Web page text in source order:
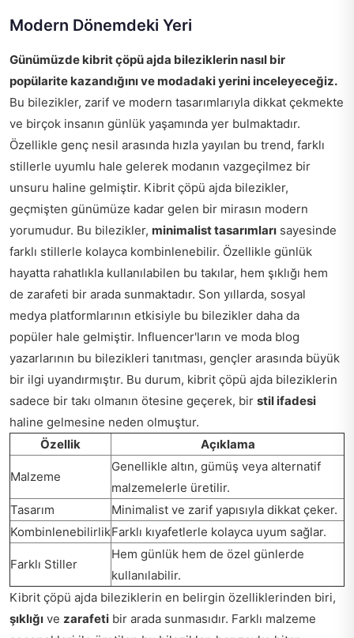
Modern Dönemdeki Yeri
Günümüzde kibrit çöpü ajda bileziklerin nasıl bir
popülarite kazandığını ve modadaki yerini inceleyeceğiz.
Bu bilezikler, zarif ve modern tasarımlarıyla dikkat çekmekte
ve birçok insanın günlük yaşamında yer bulmaktadır.
Özellikle genç nesil arasında hızla yayılan bu trend, farklı
stillerle uyumlu hale gelerek modanın vazgeçilmez bir
unsuru haline gelmiştir. Kibrit çöpü ajda bilezikler,
geçmişten günümüze kadar gelen bir mirasın modern
yorumudur. Bu bilezikler, minimalist tasarımları sayesinde
farklı stillerle kolayca kombinlenebilir. Özellikle günlük
hayatta rahatlıkla kullanılabilen bu takılar, hem şıklığı hem
de zarafeti bir arada sunmaktadır. Son yıllarda, sosyal
medya platformlarının etkisiyle bu bilezikler daha da
popüler hale gelmiştir. Influencer'ların ve moda blog
yazarlarının bu bilezikleri tanıtması, gençler arasında büyük
bir ilgi uyandırmıştır. Bu durum, kibrit çöpü ajda bileziklerin
sadece bir takı olmanın ötesine geçerek, bir stil ifadesi
haline gelmesine neden olmuştur.
Özellik
Açıklama
Malzeme
Genellikle altın, gümüş veya alternatif
malzemelerle üretilir.
Tasarım
Minimalist ve zarif yapısıyla dikkat çeker.
KombinlenebilirlikFarklı kıyafetlerle kolayca uyum sağlar.
Farklı Stiller
Hem günlük hem de özel günlerde
kullanılabilir.
Kibrit çöpü ajda bileziklerin en belirgin özelliklerinden biri,
şıklığı ve zarafeti bir arada sunmasıdır. Farklı malzeme